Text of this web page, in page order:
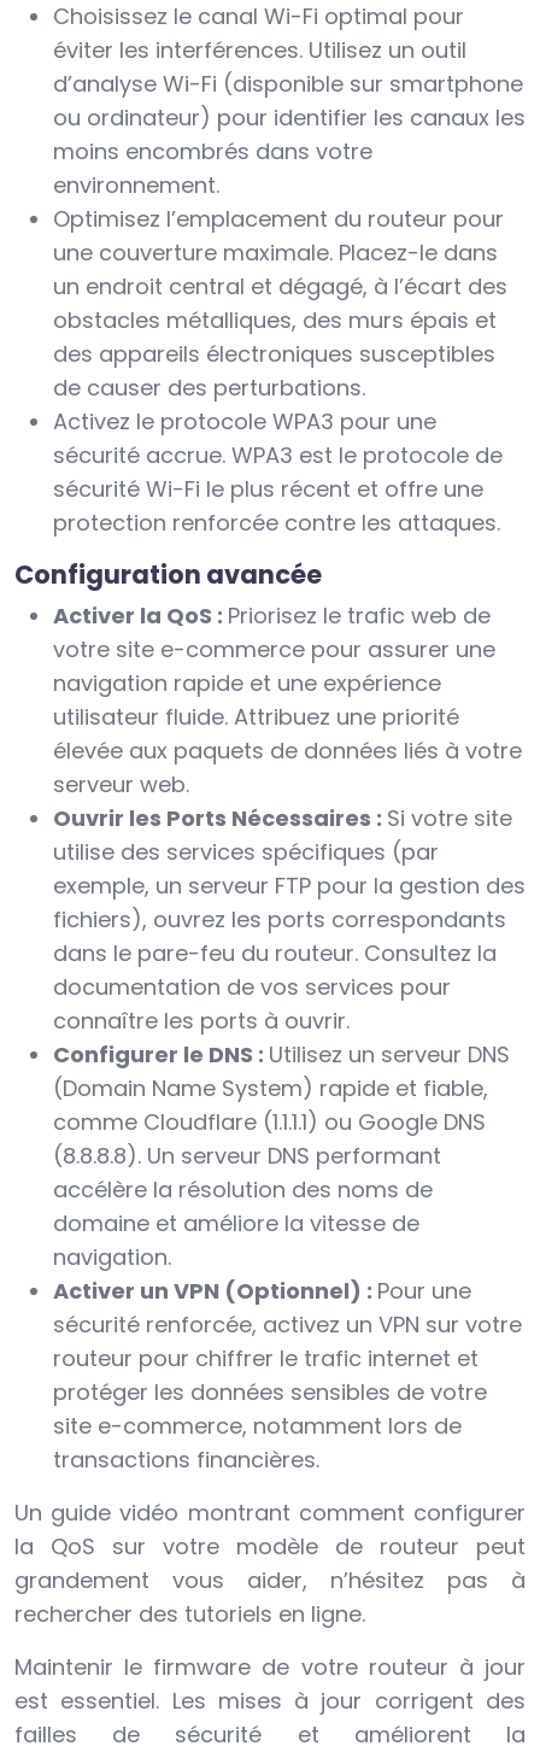
Choisissez le canal Wi-Fi optimal pour
éviter les interférences. Utilisez un outil
d’analyse Wi-Fi (disponible sur smartphone
ou ordinateur) pour identifier les canaux les
moins encombrés dans votre
environnement.
Optimisez l’emplacement du routeur pour
une couverture maximale. Placez-le dans
un endroit central et dégagé, à l’écart des
obstacles métalliques, des murs épais et
des appareils électroniques susceptibles
de causer des perturbations.
Activez le protocole WPA3 pour une
sécurité accrue. WPA3 est le protocole de
sécurité Wi-Fi le plus récent et offre une
protection renforcée contre les attaques.
Configuration avancée
Activer la QoS : Priorisez le trafic web de
votre site e-commerce pour assurer une
navigation rapide et une expérience
utilisateur fluide. Attribuez une priorité
élevée aux paquets de données liés à votre
serveur web.
Ouvrir les Ports Nécessaires : Si votre site
utilise des services spécifiques (par
exemple, un serveur FTP pour la gestion des
fichiers), ouvrez les ports correspondants
dans le pare-feu du routeur. Consultez la
documentation de vos services pour
connaître les ports à ouvrir.
Configurer le DNS : Utilisez un serveur DNS
(Domain Name System) rapide et fiable,
comme Cloudflare (1.1.1.1) ou Google DNS
(8.8.8.8). Un serveur DNS performant
accélère la résolution des noms de
domaine et améliore la vitesse de
navigation.
Activer un VPN (Optionnel) : Pour une
sécurité renforcée, activez un VPN sur votre
routeur pour chiffrer le trafic internet et
protéger les données sensibles de votre
site e-commerce, notamment lors de
transactions financières.
Un guide vidéo montrant comment configurer
la QoS sur votre modèle de routeur peut
grandement vous aider, n’hésitez pas à
rechercher des tutoriels en ligne.
Maintenir le firmware de votre routeur à jour
est essentiel. Les mises à jour corrigent des
failles de sécurité et améliorent la